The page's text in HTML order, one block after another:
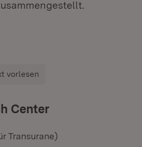
vorlesen
Center
Transurane)